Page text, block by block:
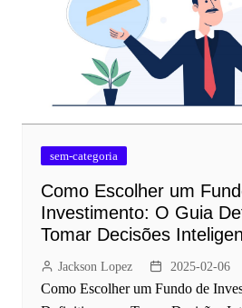
sem-categoria
Como Escolher um
Investimento: O Guia
Tomar Decisões
Jackson Lopez 2025-02-06
Como Escolher um Fundo de